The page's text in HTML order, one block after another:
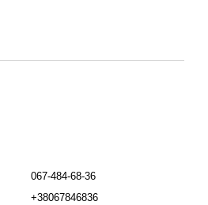
067-484-68-36
+38067846836